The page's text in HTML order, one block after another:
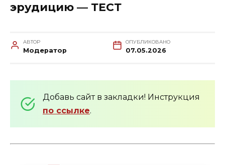
эрудицию — ТЕСТ
АВТОР
Модератор
ОПУБЛИКОВАНО
07.05.2026
Добавь сайт в закладки! Инструкция
по ссылке.